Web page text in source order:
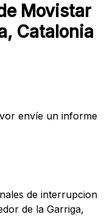
Movistar
Catalonia
envíe un informe
de interrupcion
de la Garriga,